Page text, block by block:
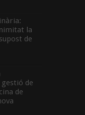
la
de
de
de